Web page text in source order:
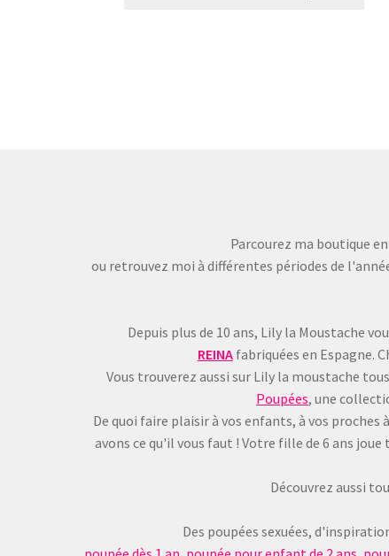
Parcourez ma boutique
ou retrouvez moi à différentes périodes de
Depuis plus de 10 ans, Lily la Moustache
REINAfabriquées en Espagne.
Vous trouverez aussi sur Lily la moustache
Poupées, une
De quoi faire plaisir à vos enfants, à vos proches
avons ce qu'il vous faut ! Votre fille de 6 ans
Découvrez aussi
Des poupées sexuées,